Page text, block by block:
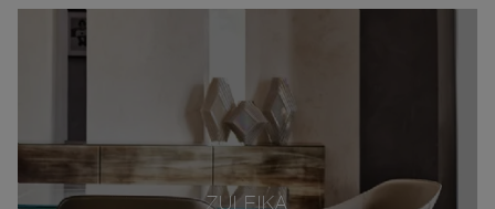
ZULEIKA